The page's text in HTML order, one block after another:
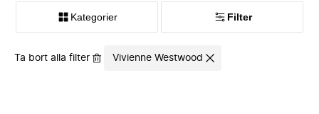
Kategorier Filter
Ta bort alla filter Vivienne Westwood